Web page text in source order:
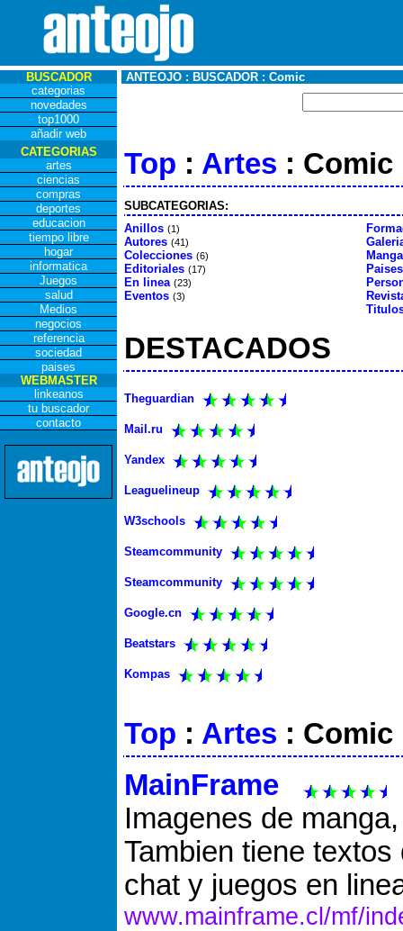
BUSCADOR
categorias
novedades
top1000
añadir web
ANTEOJO : BUSCADOR : Comic
CATEGORIAS
artes
ciencias
compras
deportes
educacion
tiempo libre
hogar
informatica
Juegos
salud
Medios
negocios
referencia
sociedad
paises
WEBMASTER
linkeanos
tu buscador
contacto
Top : Artes : Comic
SUBCATEGORIAS:
Anillos (1)
Autores (41)
Colecciones (6)
Editoriales (17)
En linea (23)
Eventos (3)
Manga
Paises
DESTACADOS
Theguardian
Mail.ru
Yandex
Leaguelineup
W3schools
Steamcommunity
Steamcommunity
Google.cn
Beatstars
Kompas
Top : Artes : Comic
MainFrame
Imagenes de
Tambien tiene
chat y juegos en
www.mainframe.cl/mf/